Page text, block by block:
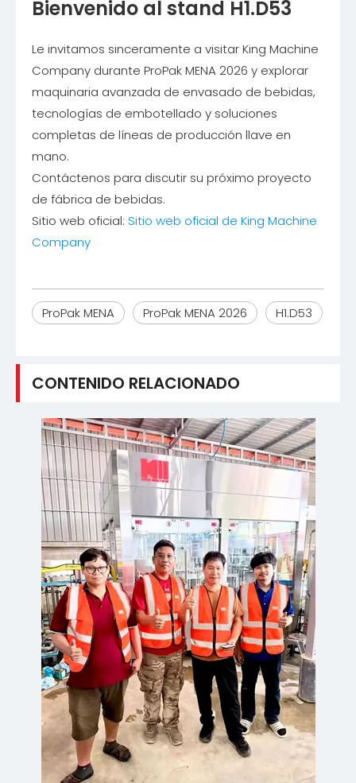
Bienvenido al stand H1.D53
Le invitamos sinceramente a visitar King Machine
Company durante ProPak MENA 2026 y explorar
maquinaria avanzada de envasado de bebidas,
tecnologías de embotellado y soluciones
completas de líneas de producción llave en
mano.
Contáctenos para discutir su próximo proyecto
de fábrica de bebidas.
Sitio web oficial: Sitio web oficial de King Machine
Company
ProPak MENA ProPak MENA 2026 H1.D53
CONTENIDO RELACIONADO